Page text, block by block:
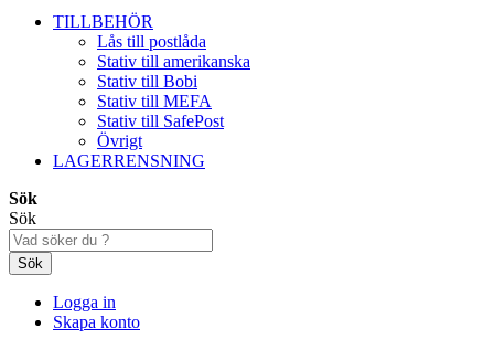
TILLBEHÖR
Lås till postlåda
Stativ till amerikanska
Stativ till Bobi
Stativ till MEFA
Stativ till SafePost
Övrigt
LAGERRENSNING
Sök
Sök
Sök
Logga in
Skapa konto